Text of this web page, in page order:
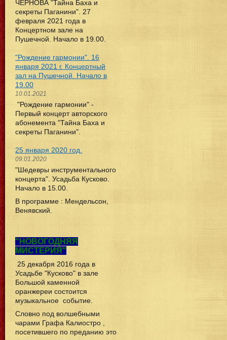
ЧЕРНОВА "Тайна Баха и
секреты Паганини". 27
февраля 2021 года в
Концертном зале на
Пушечной. Начало в 19.00.
"Рождение гармонии". 16
января 2021 г. Концертный
зал на Пушечной. Начало в
19.00
10.01.2021
"Рождение гармонии" -
Первый концерт авторского
абонемента "Тайна Баха и
секреты Паганини".
25 января 2020 год.
09.01.2020
"Шедевры инструментального
концерта". Усадьба Кусково.
Начало в 15.00.
В программе : Мендельсон,
Венявский.
"НОВОГОДНЯЯ
МИСТЕРИЯ"
25 декабря 2016 года в
Усадьбе "Кусково" в зале
Большой каменной
оранжереи состоится
музыкальное событие.
Словно под волшебными
чарами Графа Калиостро ,
посетившего по преданию это